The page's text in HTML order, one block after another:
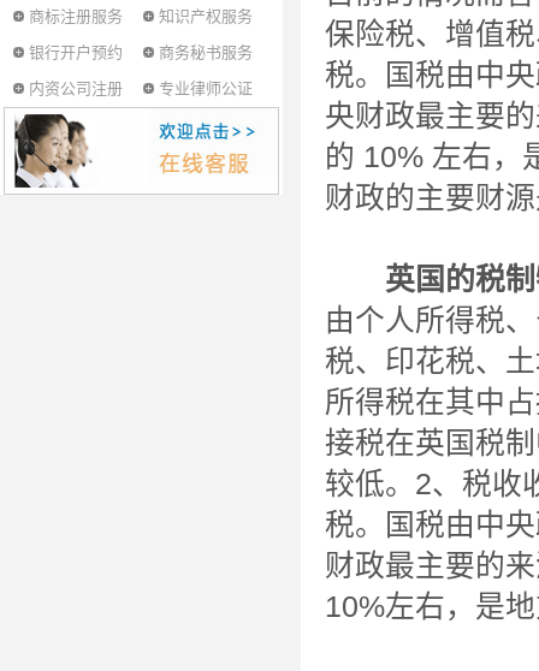
商标注册服务
知识产权服务
银行开户预约
商务秘书服务
内资公司注册
专业律师公证
保险税、增值
税。国税由中
央财政最主要
的 10% 左右，
财政的主要财
英国的税
由个人所得税
税、印花税、
所得税在其中
接税在英国税
较低。2、税收
税。国税由中
财政最主要的
10%左右，是